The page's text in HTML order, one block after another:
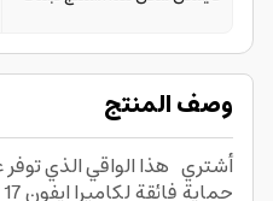
وصف المنتج
أشتري هذا الواقي الذي